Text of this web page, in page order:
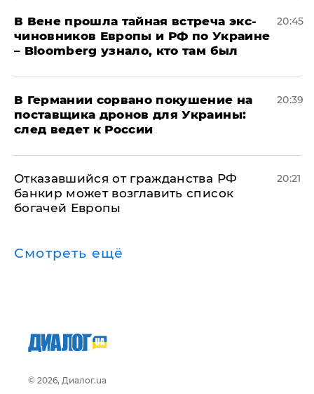
В Вене прошла тайная встреча экс-
чиновников Европы и РФ по Украине
– Bloomberg узнало, кто там был
20:45
​В Германии сорвано покушение на
поставщика дронов для Украины:
след ведет к России
20:39
Отказавшийся от гражданства РФ
банкир может возглавить список
богачей Европы
20:21
Смотреть ещё
© 2026, Диалог.ua